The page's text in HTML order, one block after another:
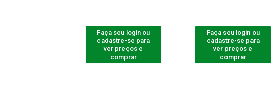
Faça seu login ou
cadastre-se para
ver preços e
comprar
Faça seu login ou
cadastre-se para
ver preços e
comprar